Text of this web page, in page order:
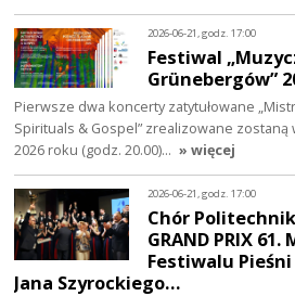
2026-06-21, godz. 17:00
Festiwal
Grünebergów”
Pierwsze dwa koncerty zatytułowane
Spirituals & Gospel” zrealizowane zostaną
2026 roku (godz. 20.00)… » więcej
2026-06-21, godz. 17:00
Chór
GRAND PRIX
Festiwalu
Jana Szyrockiego…